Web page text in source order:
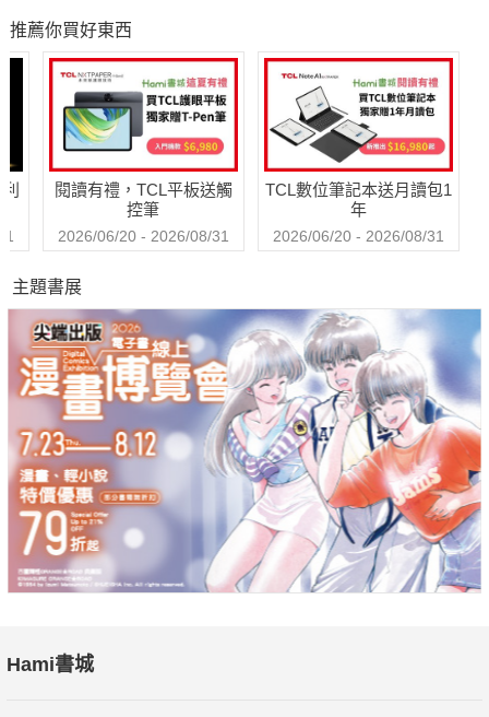
他和摩爾(G.E.Moore)一起展開的反黑格爾浪潮，便促成了分析
哲學的出現。
比起黑格爾哲學對歷史的重視，分析哲學家更強調概念區分和嚴
謹論證。然而有趣的是，我們倘若不了解羅素反黑格爾的歷史背
景，也難以理解往後分析哲學家對歷史的輕視。
羅素的一生大致上可以分為兩部分，一部分是從事純粹的哲學研
究，另一部分是參加不同的社會活動，到世界各地講學和交流。
羅素從來都不是一個書齋裡的學者，只顧著把自己關在屋子裡沉
思，而是時刻留意世界局勢的發展。
1916年，在第一次世界大戰期間，羅素便因為反對戰爭而被判入
獄半年。他一生致力於反對軍國主義，並協助推動反核運動。
【上帝、羅素以及在宇宙不斷旋轉的茶壺】
羅素致力於破除迷信，並反對迷信帶來的危害。
羅素寫道，如果他聲稱，有一個茶壺在地球和火星之間圍繞太陽
轉，而他指望別人相信他的理由，居然是沒有人能證明這聲明是
錯的，他認為這顯然是荒謬的。羅素的茶壺至今仍然頻繁出現在
推薦你買好東西
閱讀有禮，TCL平板送觸
控筆
2026/06/20 - 2026/08/31
TCL數位筆記本送月讀包1
年
2026/06/20 - 2026/08/31
主題書展
Hami書城